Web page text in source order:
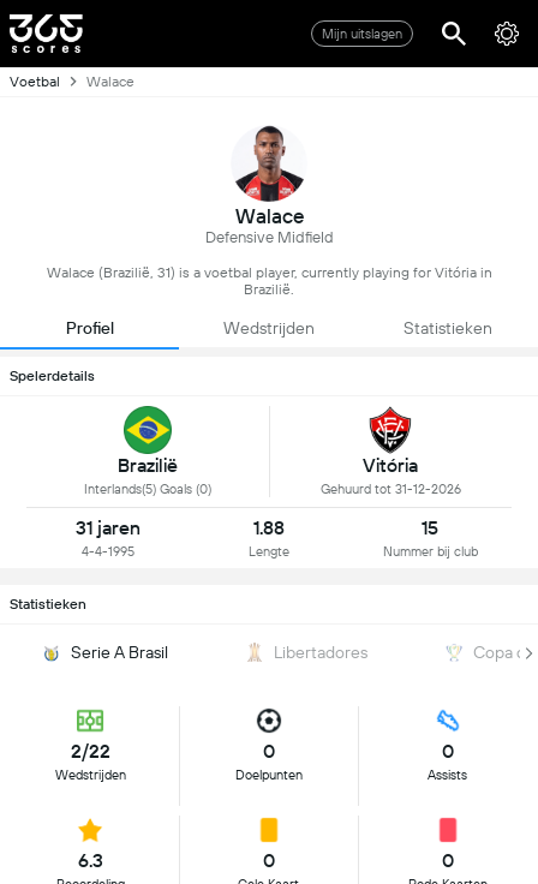
Mijn uitslagen
Voetbal Walace
Walace
Defensive Midfield
Walace (Brazilië, 31) is a voetbal player, currently playing for Vitória in
Brazilië.
Profiel Wedstrijden Statistieken
Spelerdetails
Brazilië
Interlands(5) Goals (0)
Vitória
Gehuurd tot 31-12-2026
31 jaren
4-4-1995
1.88
Lengte
15
Nummer bij club
Statistieken
Serie A Brasil Libertadores Copa
2/22
Wedstrijden
0
Doelpunten
0
Assists
6.3 0 0